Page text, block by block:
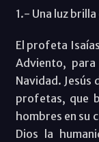
1.- Una luz
El profeta
Adviento,
Navidad. Jesús
profetas, que
hombres en su
Dios la